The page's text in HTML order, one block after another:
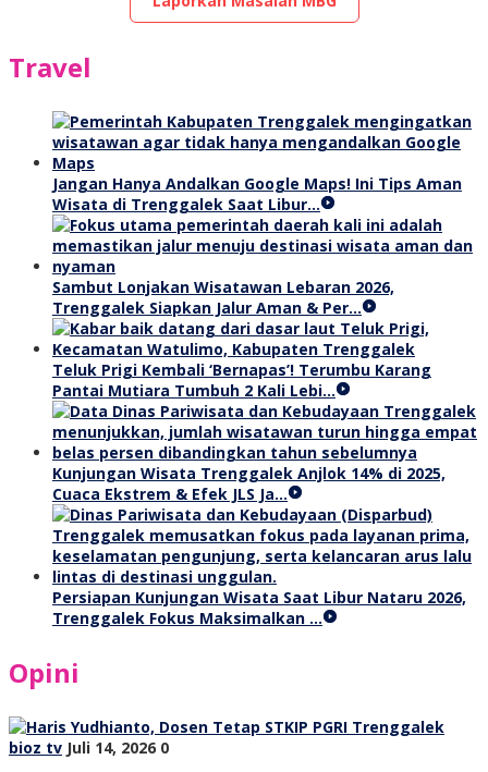
Travel
Jangan Hanya Andalkan Google Maps! Ini Tips Aman
Wisata di Trenggalek Saat Libur…
Sambut Lonjakan Wisatawan Lebaran 2026,
Trenggalek Siapkan Jalur Aman & Per…
Teluk Prigi Kembali ‘Bernapas’! Terumbu Karang
Pantai Mutiara Tumbuh 2 Kali Lebi…
Kunjungan Wisata Trenggalek Anjlok 14% di 2025,
Cuaca Ekstrem & Efek JLS Ja…
Persiapan Kunjungan Wisata Saat Libur Nataru 2026,
Trenggalek Fokus Maksimalkan …
Opini
bioz tv Juli 14, 2026 0